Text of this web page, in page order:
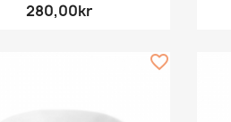
280,00kr
favorite_border